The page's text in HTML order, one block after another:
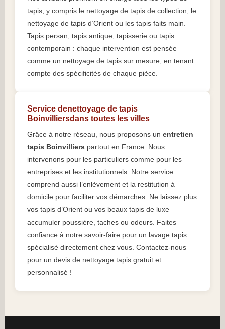
tapis, y compris le nettoyage de tapis de collection, le
nettoyage de tapis d’Orient ou les tapis faits main.
Tapis persan, tapis antique, tapisserie ou tapis
contemporain : chaque intervention est pensée
comme un nettoyage de tapis sur mesure, en tenant
compte des spécificités de chaque pièce.
Service denettoyage de tapis
Boinvilliersdans toutes les villes
Grâce à notre réseau, nous proposons un entretien
tapis Boinvilliers partout en France. Nous
intervenons pour les particuliers comme pour les
entreprises et les institutionnels. Notre service
comprend aussi l’enlèvement et la restitution à
domicile pour faciliter vos démarches. Ne laissez plus
vos tapis d’Orient ou vos beaux tapis de luxe
accumuler poussière, taches ou odeurs. Faites
confiance à notre savoir-faire pour un lavage tapis
spécialisé directement chez vous. Contactez-nous
pour un devis de nettoyage tapis gratuit et
personnalisé !